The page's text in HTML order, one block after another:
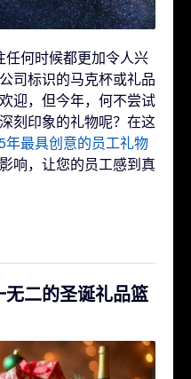
任何时候都更加令人兴
司标识的马克杯或礼品
迎，但今年，何不尝试
刻印象的礼物呢？在这
年最具创意的员工礼物
响，让您的员工感到真
二的圣诞礼品篮